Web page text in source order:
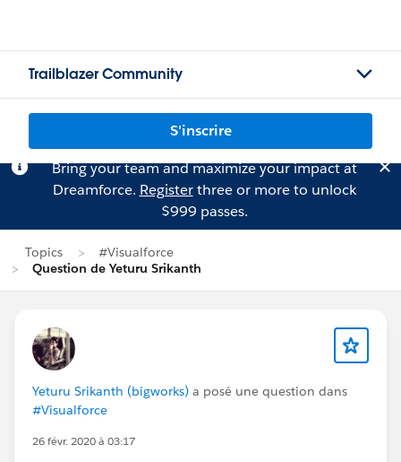
Trailblazer Community
S'inscrire
Bring your team and maximize your impact at
Dreamforce. Registerthree or more to unlock
$999 passes.
Topics
#Visualforce
Question de Yeturu Srikanth
Yeturu Srikanth (bigworks) a posé une question dans
#Visualforce
26 févr. 2020 à 03:17